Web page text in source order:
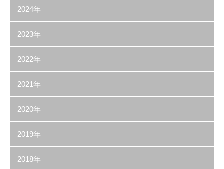
2024年
2023年
2022年
2021年
2020年
2019年
2018年